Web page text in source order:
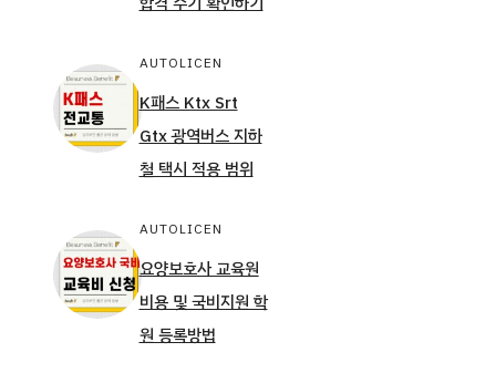
AUTOLICEN
K패스 Ktx Srt
Gtx 광역버스 지하
철 택시 적용 범위
AUTOLICEN
요양보호사 교육원
비용 및 국비지원 학
원 등록방법